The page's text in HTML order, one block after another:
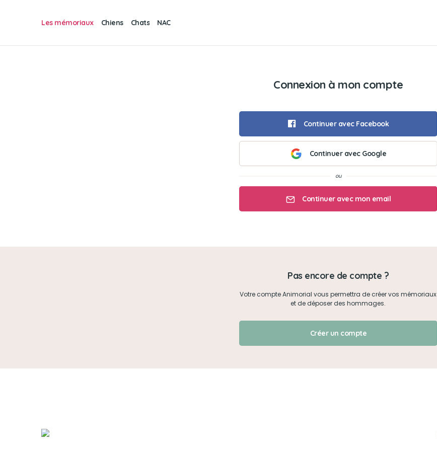
Les mémoriaux Chiens Chats NAC
Connexion à mon compte
Continuer avec Facebook
Continuer avec Google
Continuer avec mon email
Pas encore de compte ?
Votre compte Animorial vous permettra de créer vos mémoriaux
et de déposer des hommages.
Créer un compte